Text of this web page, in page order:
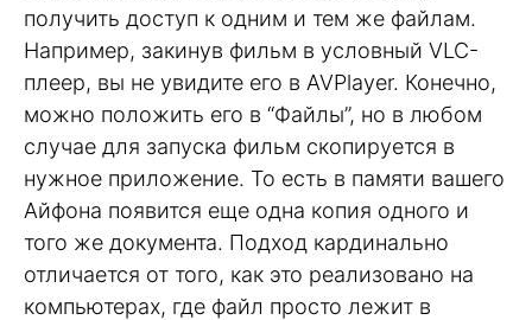
получить доступ к одним и тем же файлам.
Например, закинув фильм в условный VLC-
плеер, вы не увидите его в AVPlayer. Конечно,
можно положить его в “Файлы”, но в любом
случае для запуска фильм скопируется в
нужное приложение. То есть в памяти вашего
Айфона появится еще одна копия одного и
того же документа. Подход кардинально
отличается от того, как это реализовано на
компьютерах, где файл просто лежит в